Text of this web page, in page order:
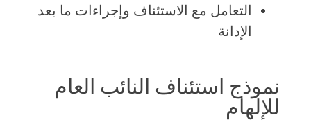
التعامل مع الاستئناف وإجراءات ما بعد
الإدانة
نموذج استئناف النائب العام
للإلهام